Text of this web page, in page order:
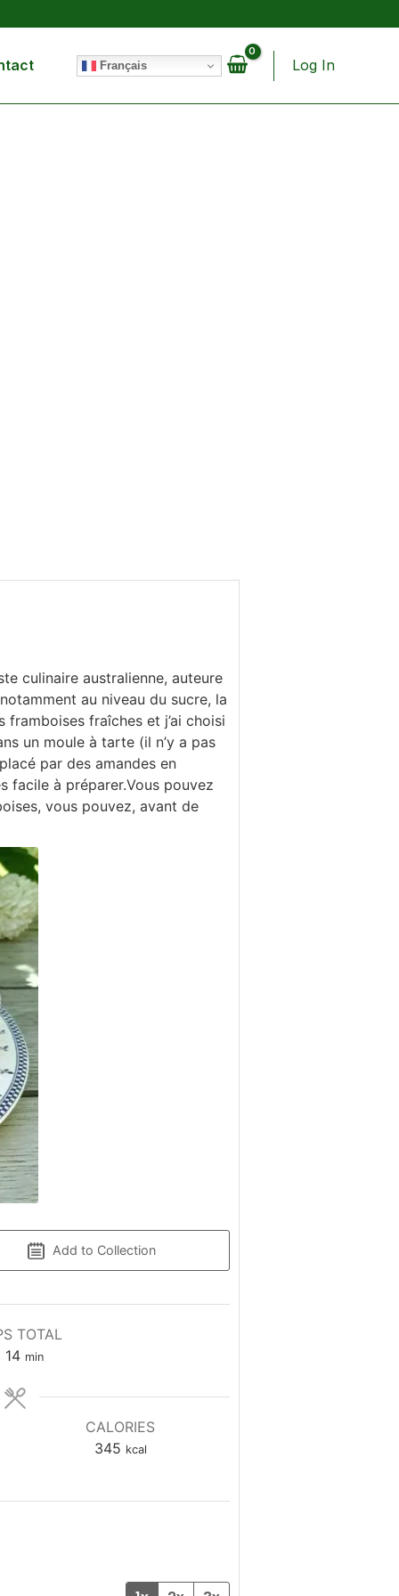
Français Log In
culinaire australienne, auteure
au niveau du sucre, la
fraîches et j’ai choisi
un moule à tarte (il n’y a pas
par des amandes en
facile à préparer.Vous pouvez
vous pouvez, avant de
Add to Collection
TOTAL
14 min
CALORIES
345 kcal